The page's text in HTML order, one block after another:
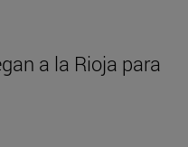
a la Rioja para